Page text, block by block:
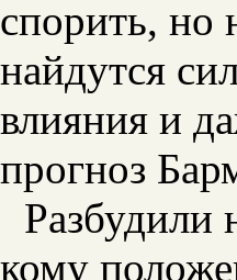
спорить, но
найдутся
влияния и
прогноз
Разбудили
кому